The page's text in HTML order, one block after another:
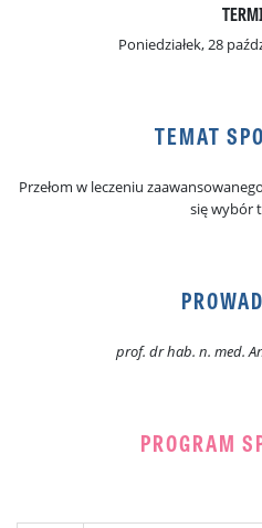
Poniedziałek, 28
TEMAT
Przełom w leczeniu
się wybór
prof. dr hab. n. med.
PROGRAM